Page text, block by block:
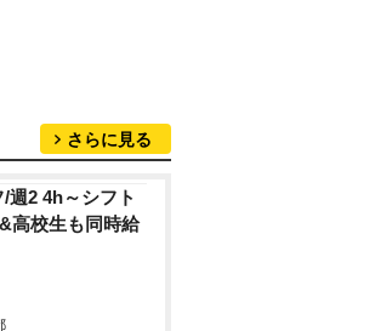
さらに見る
週2 4h～シフト
高校生も同時給